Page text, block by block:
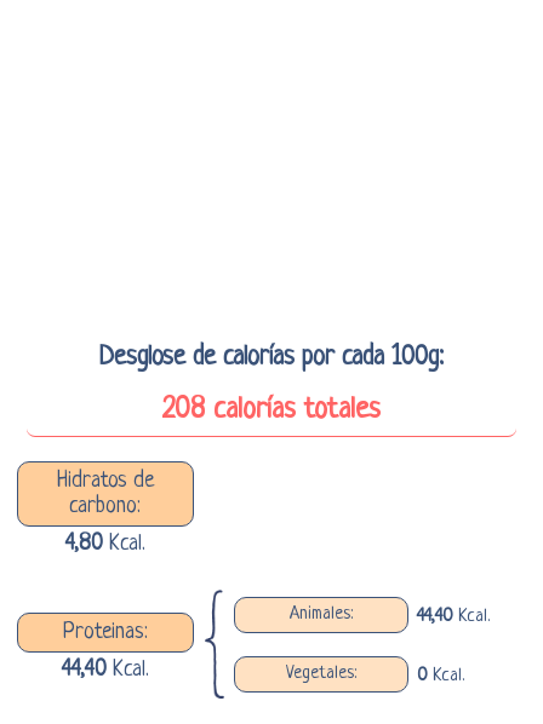
Desglose de calorías por cada 100g:
208 calorías totales
Hidratos de
carbono:
4,80Kcal.
Proteinas:
44,40Kcal.
Animales: 44,40Kcal.
Vegetales: 0Kcal.